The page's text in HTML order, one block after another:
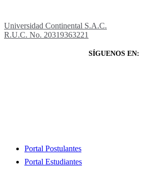
Universidad Continental S.A.C.
R.U.C. No. 20319363221
SÍGUENOS EN:
Close
Portal Postulantes
Portal Estudiantes